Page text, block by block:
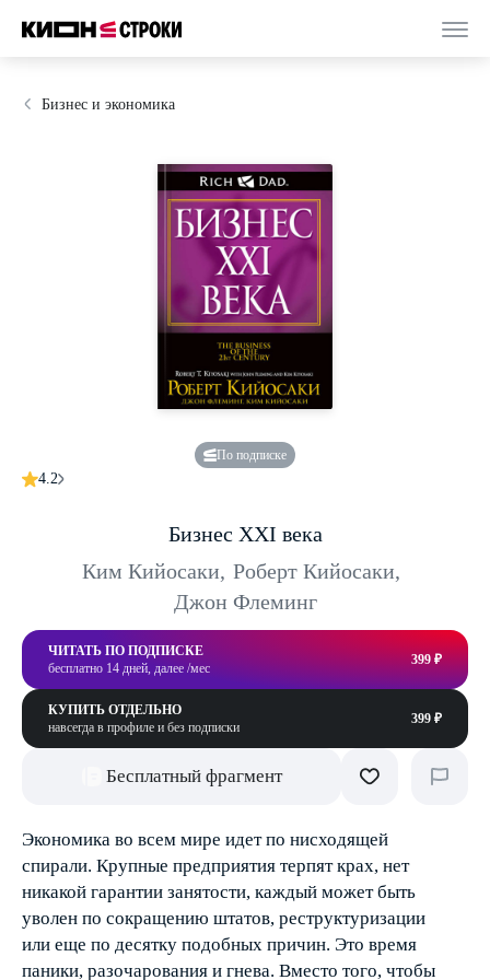
Бизнес и экономика
По подписке
4.2
Бизнес ХХI века
Ким Кийосаки, Роберт Кийосаки,
Джон Флеминг
ЧИТАТЬ ПО ПОДПИСКЕ
бесплатно 14 дней, далее /мес
399 ₽
КУПИТЬ ОТДЕЛЬНО
навсегда в профиле и без подписки
399 ₽
Бесплатный фрагмент
Экономика во всем мире идет по нисходящей
спирали. Крупные предприятия терпят крах, нет
никакой гарантии занятости, каждый может быть
уволен по сокращению штатов, реструктуризации
или еще по десятку подобных причин. Это время
паники, разочарования и гнева. Вместо того, чтобы